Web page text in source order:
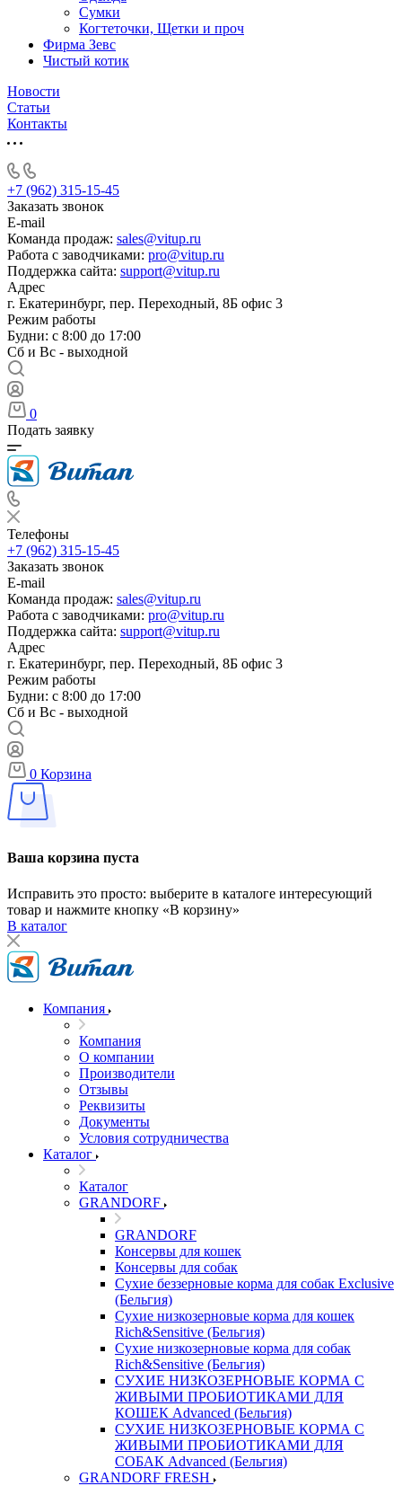
Сумки
Когтеточки, Щетки и проч
Фирма Зевс
Чистый котик
Новости
Статьи
Контакты
+7 (962) 315-15-45
Заказать звонок
E-mail
Команда продаж: sales@vitup.ru
Работа с заводчиками: pro@vitup.ru
Поддержка сайта: support@vitup.ru
Адрес
г. Екатеринбург, пер. Переходный, 8Б офис 3
Режим работы
Будни: с 8:00 до 17:00
Сб и Вс - выходной
0
Подать заявку
Телефоны
+7 (962) 315-15-45
Заказать звонок
E-mail
Команда продаж: sales@vitup.ru
Работа с заводчиками: pro@vitup.ru
Поддержка сайта: support@vitup.ru
Адрес
г. Екатеринбург, пер. Переходный, 8Б офис 3
Режим работы
Будни: с 8:00 до 17:00
Сб и Вс - выходной
0 Корзина
Ваша корзина пуста
Исправить это просто: выберите в каталоге интересующий
товар и нажмите кнопку «В корзину»
В каталог
Компания
Компания
О компании
Производители
Отзывы
Реквизиты
Документы
Условия сотрудничества
Каталог
Каталог
GRANDORF
GRANDORF
Консервы для кошек
Консервы для собак
Сухие беззерновые корма для собак Exclusive
(Бельгия)
Сухие низкозерновые корма для кошек
Rich&Sensitive (Бельгия)
Сухие низкозерновые корма для собак
Rich&Sensitive (Бельгия)
СУХИЕ НИЗКОЗЕРНОВЫЕ КОРМА С
ЖИВЫМИ ПРОБИОТИКАМИ ДЛЯ
КОШЕК Advanced (Бельгия)
СУХИЕ НИЗКОЗЕРНОВЫЕ КОРМА С
ЖИВЫМИ ПРОБИОТИКАМИ ДЛЯ
СОБАК Advanced (Бельгия)
GRANDORF FRESH